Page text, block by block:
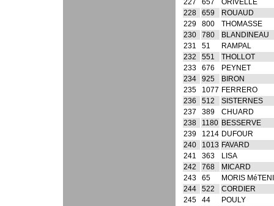
227
657
ORIVELLE
228
659
ROUAUD
229
800
THOMASSE
230
780
BLANDINEAU
231
51
RAMPAL
232
551
THOLLOT
233
676
PEYNET
234
925
BIRON
235
1077 FERRERO
236
512
SISTERNES
237
389
CHUARD
238
1180 BESSERVE
239
1214 DUFOUR
240
1013 FAVARD
241
363
LISA
242
768
MICARD
243
65
MORIS
244
522
CORDIER
245
44
POULY